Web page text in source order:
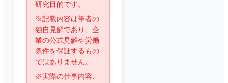
研究目的です。
※記載内容は筆者の
独自見解であり、企
業の公式見解や労働
条件を保証するもの
ではありません。
※実際の仕事内容、